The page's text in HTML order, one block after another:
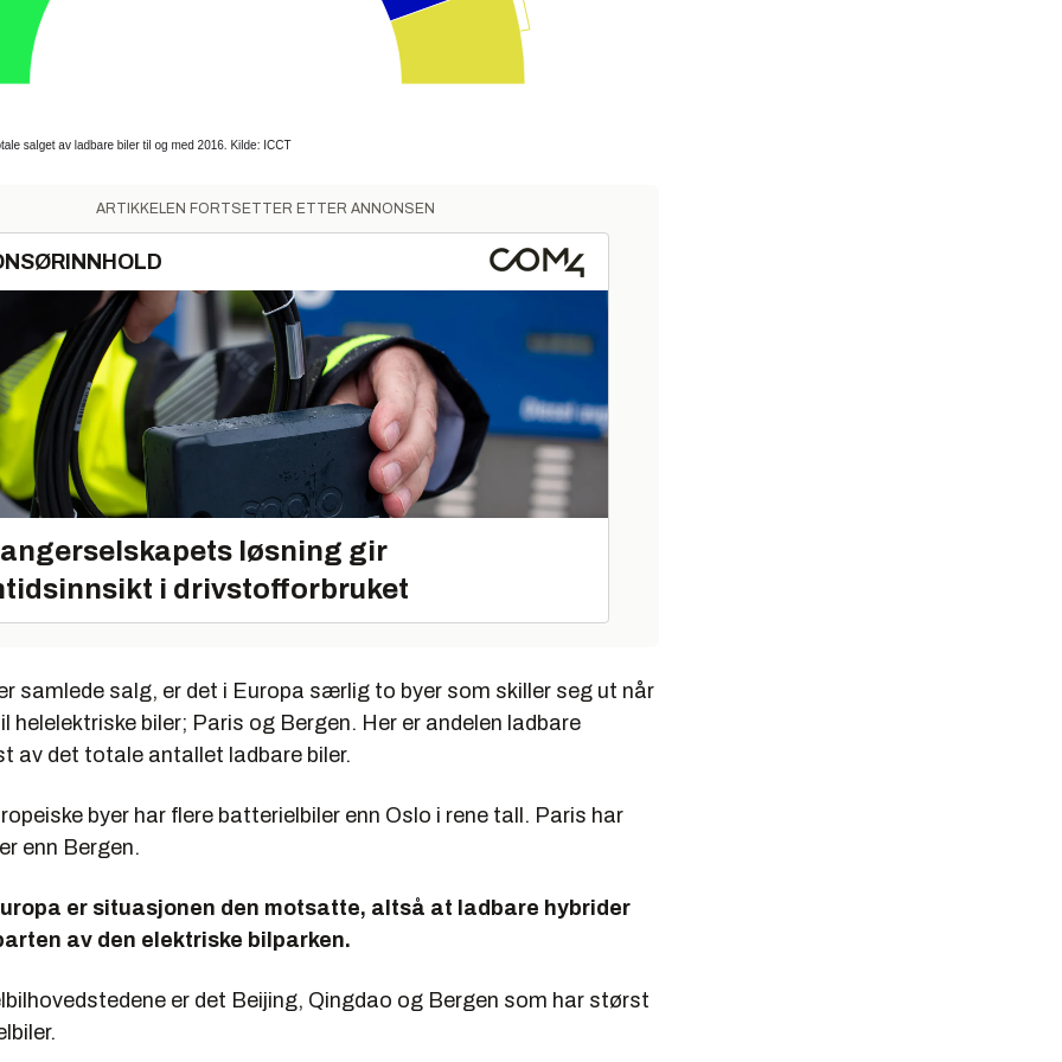
ARTIKKELEN FORTSETTER ETTER ANNONSEN
løsning gir
i drivstofforbruket
samlede salg, er det i Europa særlig to byer som skiller seg ut når
helelektriske biler; Paris og Bergen. Her er andelen ladbare
av det totale antallet ladbare biler.
byer har flere batterielbiler enn Oslo i rene tall. Paris har
enn Bergen.
er situasjonen den motsatte, altså at ladbare hybrider
av den elektriske bilparken.
er det Beijing, Qingdao og Bergen som har størst